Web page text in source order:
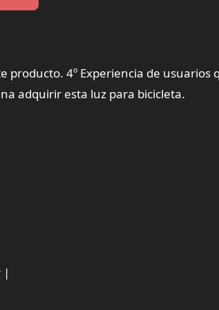
producto. 4º Experiencia de usuarios
adquirir esta luz para bicicleta.
|